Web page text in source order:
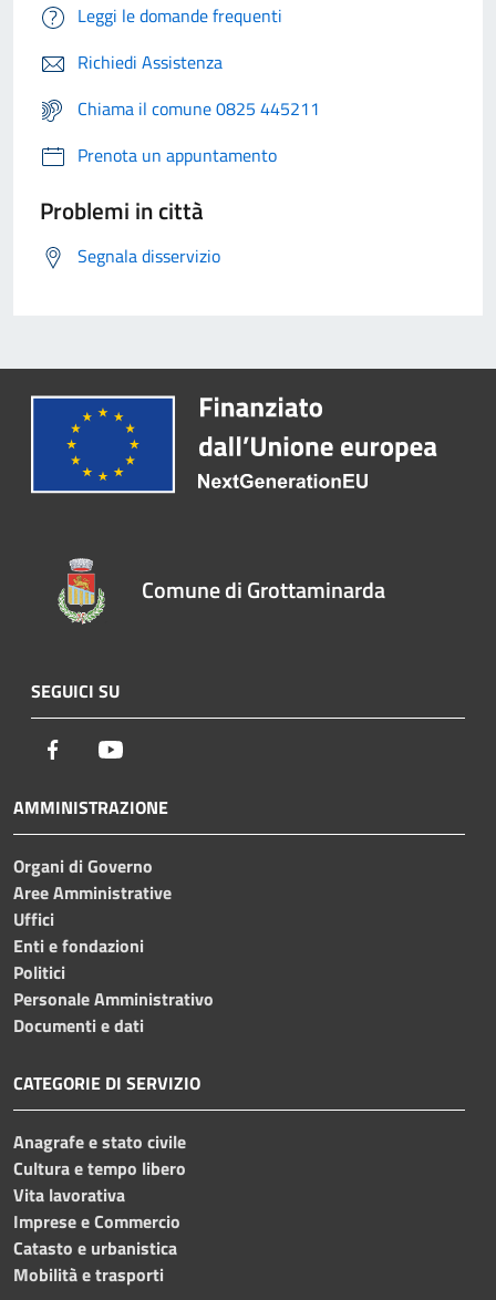
Leggi le domande frequenti
Richiedi Assistenza
Chiama il comune 0825 445211
Prenota un appuntamento
Problemi in città
Segnala disservizio
Comune di Grottaminarda
SEGUICI SU
Facebook
AMMINISTRAZIONE
Organi di Governo
Aree Amministrative
Uffici
Enti e fondazioni
Politici
Personale Amministrativo
Documenti e dati
CATEGORIE DI SERVIZIO
Anagrafe e stato civile
Cultura e tempo libero
Vita lavorativa
Imprese e Commercio
Catasto e urbanistica
Mobilità e trasporti